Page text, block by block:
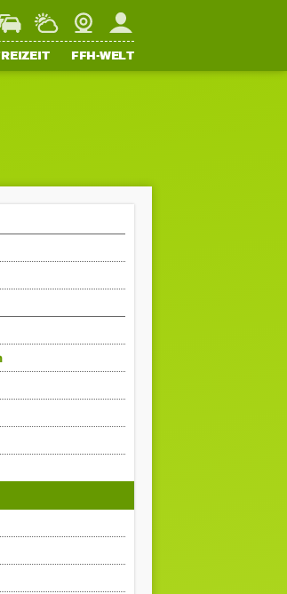
WetterWebcamMein FFH
FFH-WELT